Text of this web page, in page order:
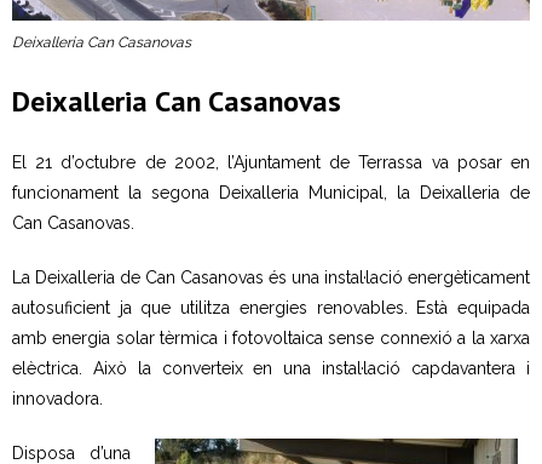
- Neteja a alta pressió
- Festes i activitats a l’aire lliure
Residus Municipals
- Sistemes de recollida
- - Fraccions de residus
- Mobles i estris vells
Deixalleria Can Casanovas
Deixalleria Can Casanovas
El 21 d’octubre de 2002, l’Ajuntament de Terrassa va posar en
funcionament la segona Deixalleria Municipal, la Deixalleria de
Can Casanovas.
La Deixalleria de Can Casanovas és una instal·lació energèticament
autosuficient ja que utilitza energies renovables. Està equipada
amb energia solar tèrmica i fotovoltaica sense connexió a la xarxa
elèctrica. Això la converteix en una instal·lació capdavantera i
innovadora.
Disposa d’una